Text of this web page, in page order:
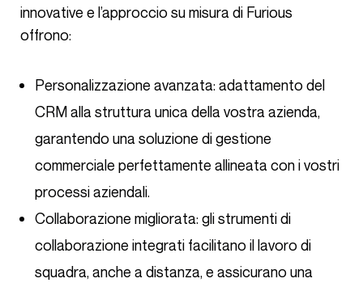
innovative e l’approccio su misura di Furious
offrono:
Personalizzazione avanzata: adattamento del
CRM alla struttura unica della vostra azienda,
garantendo una soluzione di gestione
commerciale perfettamente allineata con i vostri
processi aziendali.
Collaborazione migliorata: gli strumenti di
collaborazione integrati facilitano il lavoro di
squadra, anche a distanza, e assicurano una